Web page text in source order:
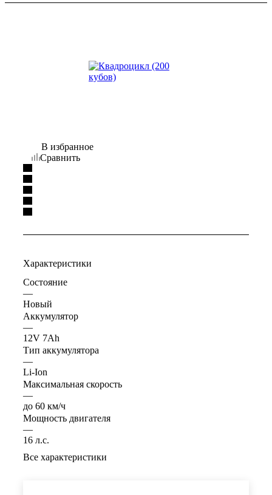
В избранное
Сравнить
Характеристики
Состояние
—
Новый
Аккумулятор
—
12V 7Ah
Тип аккумулятора
—
Li-Ion
Максимальная скорость
—
до 60 км/ч
Мощность двигателя
—
16 л.с.
Все характеристики